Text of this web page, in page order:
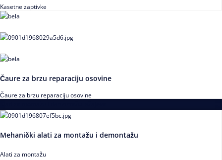
Kasetne zaptivke
Čaure za brzu reparaciju osovine
Čaure za brzu reparaciju osovine
Mehanički alati za montažu i demontažu
Alati za montažu